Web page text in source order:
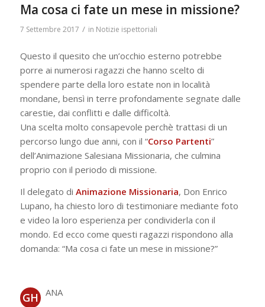
Ma cosa ci fate un mese in missione?
7 Settembre 2017 / in Notizie ispettoriali
Questo il quesito che un’occhio esterno potrebbe
porre ai numerosi ragazzi che hanno scelto di
spendere parte della loro estate non in località
mondane, bensì in terre profondamente segnate dalle
carestie, dai conflitti e dalle difficoltà.
Una scelta molto consapevole perchè trattasi di un
percorso lungo due anni, con il “Corso Partenti”
dell’Animazione Salesiana Missionaria, che culmina
proprio con il periodo di missione.
Il delegato di Animazione Missionaria, Don Enrico
Lupano, ha chiesto loro di testimoniare mediante foto
e video la loro esperienza per condividerla con il
mondo. Ed ecco come questi ragazzi rispondono alla
domanda: “Ma cosa ci fate un mese in missione?”
GH
ANA